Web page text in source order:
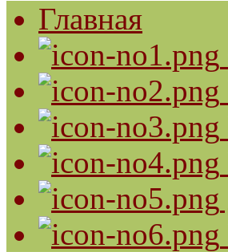
Главная